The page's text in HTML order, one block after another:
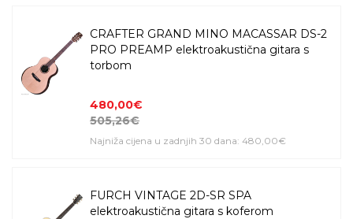
CRAFTER GRAND MINO MACASSAR DS-2
PRO PREAMP elektroakustična gitara s
torbom
480,00€
505,26€
Najniža cijena u zadnjih 30 dana: 480,00€
FURCH VINTAGE 2D-SR SPA
elektroakustična gitara s koferom